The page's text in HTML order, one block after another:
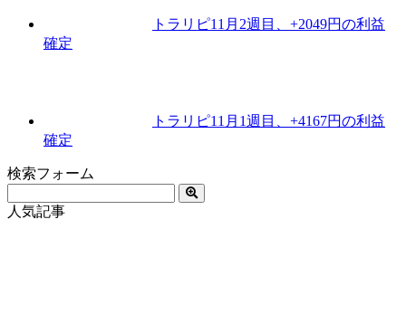
トラリピ11月2週目、+2049円の利益
確定
トラリピ11月1週目、+4167円の利益
確定
検索フォーム
人気記事